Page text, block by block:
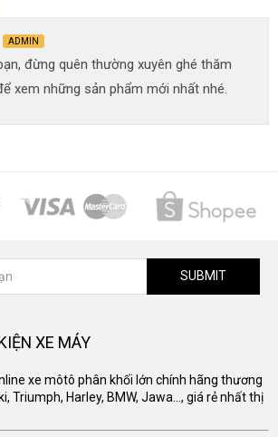
ADMIN
đừng quên thường xuyên ghé thăm
xem những sản phẩm mới nhất nhé.
SUBMIT
XE MÁY
xe môtô phân khối lớn chính hãng thương
Triumph, Harley, BMW, Jawa..., giá rẻ nhất thị